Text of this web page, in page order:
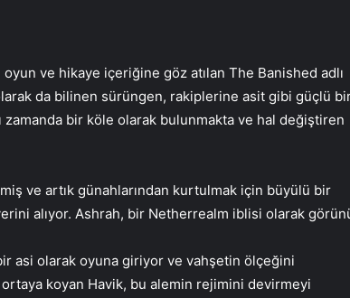
ve hikaye içeriğine göz atılan The Banished adlı
da bilinen sürüngen, rakiplerine asit gibi güçlü
bir köle olarak bulunmakta ve hal değiştiren
ve artık günahlarından kurtulmak için büyülü bir
alıyor. Ashrah, bir Netherrealm iblisi olarak
asi olarak oyuna giriyor ve vahşetin ölçeğini
ortaya koyan Havik, bu alemin rejimini devirmeyi